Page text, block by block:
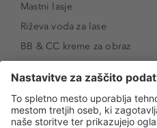
Mastni lasje
Riževa voda za lase
BB & CC kreme za obraz
SPF 30
Senčila za oči
Tekoči puder